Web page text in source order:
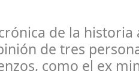
de la
de tres
como el ex